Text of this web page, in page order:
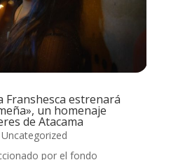
Franshesca estrenará
un homenaje
de Atacama
Uncategorized
por el fondo